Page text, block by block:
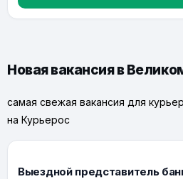
Новая вакансия в
самая свежая вакансия для
на Курьерос
Выездной представитель